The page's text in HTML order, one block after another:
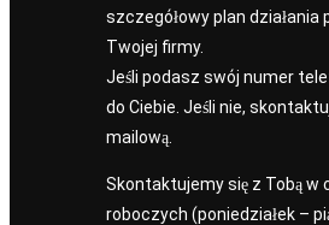
szczegółowy plan działania
Twojej firmy.
Jeśli podasz swój numer
do Ciebie. Jeśli nie,
mailową.
Skontaktujemy się z Tobą w
roboczych (poniedziałek –